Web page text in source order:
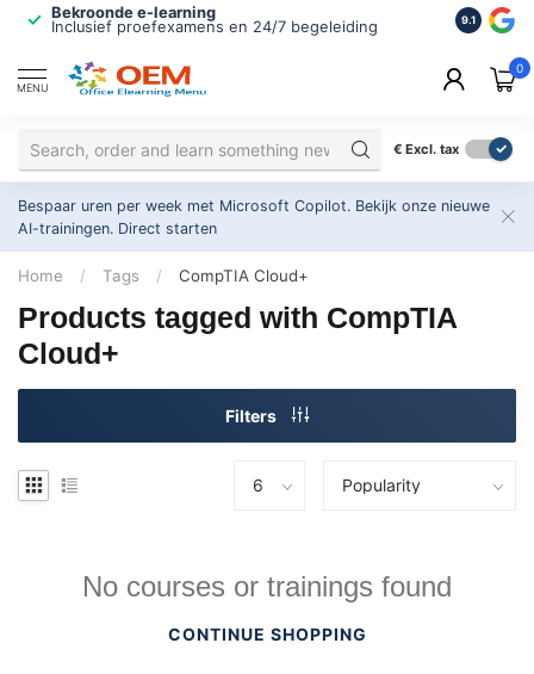
Bekroonde e-learning
Inclusief proefexamens en 24/7 begeleiding
ISO
2.500+
9.1
MENU
0
€ Excl. tax
Bespaar uren per week met Microsoft Copilot. Bekijk onze nieuwe
AI-trainingen. Direct starten
Home / Tags / CompTIA Cloud+
Products tagged with CompTIA
Cloud+
Filters
No courses or trainings found
CONTINUE SHOPPING